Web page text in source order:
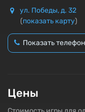
ул. Победы, д. 32
(показать карту)
Показать телефон
Цены